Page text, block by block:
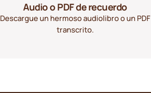
Audio o PDF de recuerdo
Descargue un hermoso audiolibro o un PDF
transcrito.